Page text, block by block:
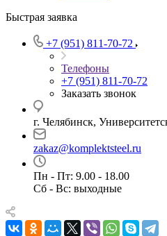
Быстрая заявка
+7 (951) 811-70-72
Телефоны
+7 (951) 811-70-72
Заказать звонок
г. Челябинск,
zakaz@komplektsteel.ru
Пн - Пт: 9.00 - 18.00
Сб - Вс: выходные